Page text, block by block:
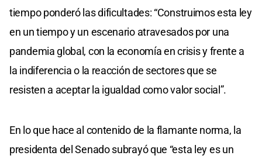
tiempo ponderó las dificultades: “Construimos esta ley
en un tiempo y un escenario atravesados por una
pandemia global, con la economía en crisis y frente a
la indiferencia o la reacción de sectores que se
resisten a aceptar la igualdad como valor social”.
En lo que hace al contenido de la flamante norma, la
presidenta del Senado subrayó que “esta ley es un